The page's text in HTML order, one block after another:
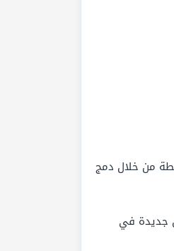
من خلال دمج
جديدة في